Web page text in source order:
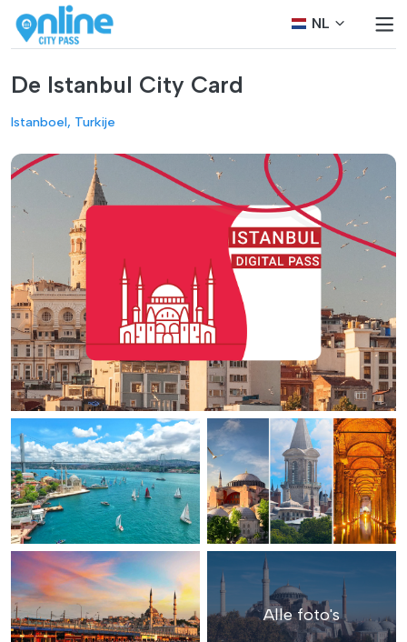
NL
De Istanbul City Card
Istanboel, Turkije
Alle foto's